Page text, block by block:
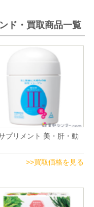
ド・買取商品一覧
プリメント 美・肝・動
>>買取価格を見る